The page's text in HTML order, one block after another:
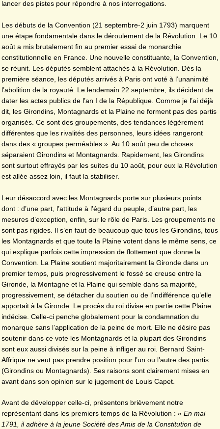
lancer des pistes pour répondre à nos interrogations.
Les débuts de la Convention (21 septembre-2 juin 1793) marquent
une étape fondamentale dans le déroulement de la Révolution. Le 10
août a mis brutalement fin au premier essai de monarchie
constitutionnelle en France. Une nouvelle constituante, la Convention,
se réunit. Les députés semblent attachés à la Révolution. Dès la
première séance, les députés arrivés à Paris ont voté à l’unanimité
l’abolition de la royauté. Le lendemain 22 septembre, ils décident de
dater les actes publics de l’an I de la République. Comme je l’ai déjà
dit, les Girondins, Montagnards et la Plaine ne forment pas des partis
organisés. Ce sont des groupements, des tendances légèrement
différentes que les rivalités des personnes, leurs idées rangeront
dans des « groupes perméables ». Au 10 août peu de choses
séparaient Girondins et Montagnards. Rapidement, les Girondins
sont surtout effrayés par les suites du 10 août, pour eux la Révolution
est allée assez loin, il faut la stabiliser.
Leur désaccord avec les Montagnards porte sur plusieurs points
dont : d’une part, l’attitude à l’égard du peuple, d’autre part, les
mesures d’exception, enfin, sur le rôle de Paris. Les groupements ne
sont pas rigides. Il s’en faut de beaucoup que tous les Girondins, tous
les Montagnards et que toute la Plaine votent dans le même sens, ce
qui explique parfois cette impression de flottement que donne la
Convention. La Plaine soutient majoritairement la Gironde dans un
premier temps, puis progressivement le fossé se creuse entre la
Gironde, la Montagne et la Plaine qui semble dans sa majorité,
progressivement, se détacher du soutien ou de l’indifférence qu’elle
apportait à la Gironde. Le procès du roi divise en partie cette Plaine
indécise. Celle-ci penche globalement pour la condamnation du
monarque sans l’application de la peine de mort. Elle ne désire pas
soutenir dans ce vote les Montagnards et la plupart des Girondins
sont eux aussi divisés sur la peine à infliger au roi. Bernard Saint-
Affrique ne veut pas prendre position pour l’un ou l’autre des partis
(Girondins ou Montagnards). Ses raisons sont clairement mises en
avant dans son opinion sur le jugement de Louis Capet.
Avant de développer celle-ci, présentons brièvement notre
représentant dans les premiers temps de la Révolution : « En mai
1791, il adhère à la jeune Société des Amis de la Constitution de